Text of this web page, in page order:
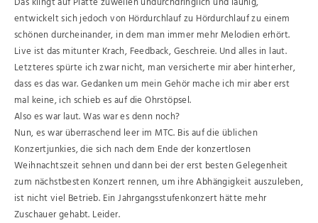
entwickelt sich jedoch von Hördurchlauf zu Hördurchlauf zu einem
schönen durcheinander, in dem man immer mehr Melodien erhört.
Live ist das mitunter Krach, Feedback, Geschreie. Und alles in laut.
Letzteres spürte ich zwar nicht, man versicherte mir aber hinterher,
dass es das war. Gedanken um mein Gehör mache ich mir aber erst
mal keine, ich schieb es auf die Ohrstöpsel.
Also es war laut. Was war es denn noch?
Nun, es war überraschend leer im MTC. Bis auf die üblichen
Konzertjunkies, die sich nach dem Ende der konzertlosen
Weihnachtszeit sehnen und dann bei der erst besten Gelegenheit
zum nächstbesten Konzert rennen, um ihre Abhängigkeit auszuleben,
ist nicht viel Betrieb. Ein Jahrgangsstufenkonzert hätte mehr
Zuschauer gehabt. Leider.